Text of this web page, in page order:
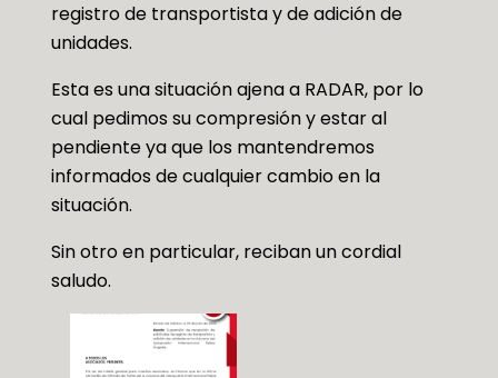
registro de transportista y de adición de
unidades.
Esta es una situación ajena a RADAR, por lo
cual pedimos su compresión y estar al
pendiente ya que los mantendremos
informados de cualquier cambio en la
situación.
Sin otro en particular, reciban un cordial
saludo.